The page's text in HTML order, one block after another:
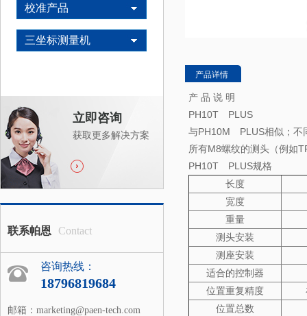
校准产品
三坐标测量机
立即咨询
获取更多解决方案
联系帕恩 Contact
咨询热线：
18796819684
邮箱： marketing@paen-tech.com
产品详情
产 品 说 明
PH10T PLUS
与PH10M PLUS相似；不
所有M8螺纹的测头（例如
PH10T PLUS规格
长度
宽度
重量
测头安装
测座安装
适合的控制器
位置重复精度
位置总数